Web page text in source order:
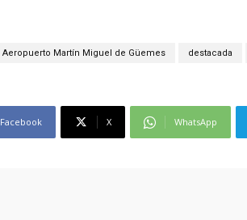
Aeropuerto Martín Miguel de Güemes destacada
Facebook X WhatsApp